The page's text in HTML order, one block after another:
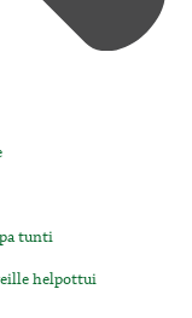
tunti
helpottui